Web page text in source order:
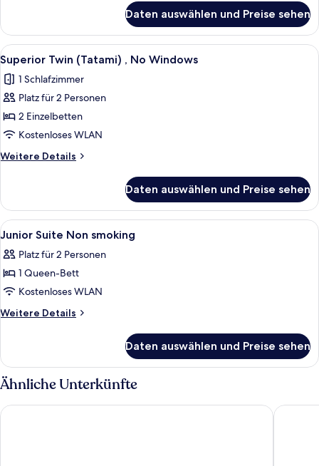
anzeigen
King
(Tatami)
,
Windows
Daten auswählen und Preise sehen
Alle
Fotos
für
Superior
Twin
(Tatami)
,
No
anzeigen
Ein Hotelzimmer mit zwei Betten,
2
Superior Twin (Tatami) , No Windows
1 Schlafzimmer
Platz für 2 Personen
2 Einzelbetten
Kostenloses WLAN
Weitere Details
Weitere
Twin
(Tatami)
,
Windows
Daten auswählen und Preise sehen
Alle
Fotos
für
Junior
Suite
Non
Dusche, kostenlose Toilettenartikel,
1
Junior Suite Non smoking
Platz für 2 Personen
1 Queen-Bett
Kostenloses WLAN
Weitere Details
Weitere
Suite
Non
smoking
Daten auswählen und Preise sehen
Ähnliche Unterkünfte
The Leverage Business Hotel Skudai NB